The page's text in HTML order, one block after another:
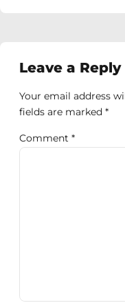
Leave a Reply
Your email address
fields are marked *
Comment *